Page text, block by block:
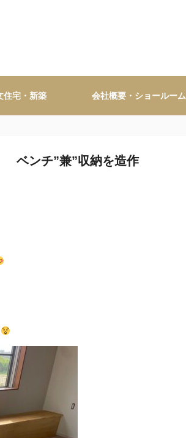
住宅・新築 会社概要・ショールーム
ベンチ”兼”収納を造作